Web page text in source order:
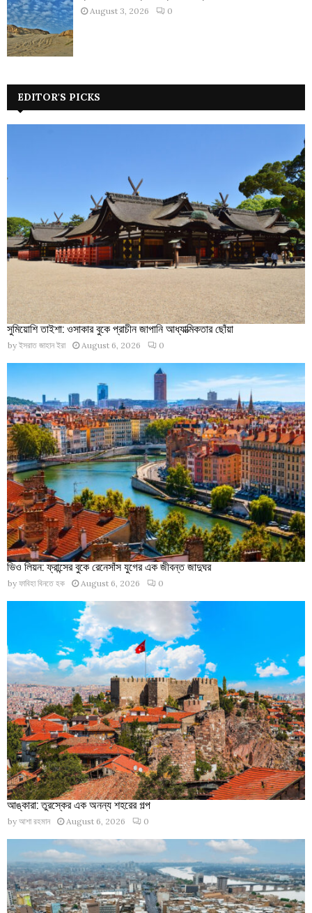
August 3, 2026 0
EDITOR'S PICKS
সুমিয়োশি তাইশা: ওসাকার বুকে প্রাচীন জাপানি আধ্যাত্মিকতার ছোঁয়া
by ইসরাত জাহান ইরা August 6, 2026 0
ভিও লিয়ন: ফ্রান্সের বুকে রেনেসাঁস যুগের এক জীবন্ত জাদুঘর
by ফাবিহা বিনতে হক August 6, 2026 0
আঙ্কারা: তুরস্কের এক অনন্য শহরের গল্প
by আশা রহমান August 6, 2026 0